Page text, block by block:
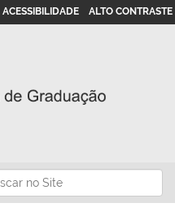
Avançada…
ACESSIBILIDADE ALTO CONTRASTE